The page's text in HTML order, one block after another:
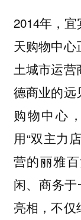
2014年，
天购物中心
土城市运
德商业的远
购物中心
用“双主力
营的丽雅
闲、商务于
亮相，不仅